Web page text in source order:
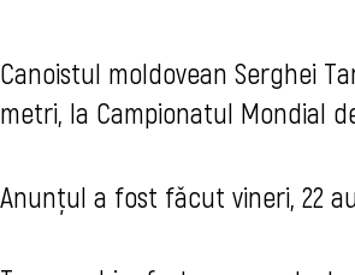
Canoistul moldovean Serghei
metri, la Campionatul Mondial
Anunțul a fost fǎcut vineri, 22